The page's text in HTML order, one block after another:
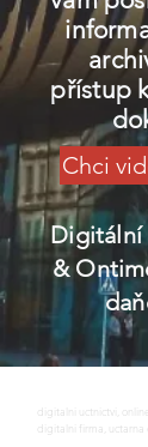
přístup
Chci
Digitální
&
digitalni uctnictvi,
digitalni firma, uctarna